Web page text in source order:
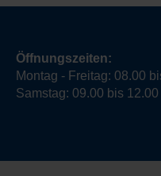
Öffnungszeiten:
Montag - Freitag: 08.00
Samstag: 09.00 bis